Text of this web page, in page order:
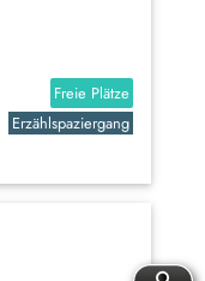
Freie Plätze
Erzählspaziergang